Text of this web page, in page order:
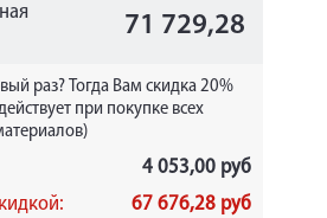
71 729,28
раз? Тогда Вам скидка 20%
при покупке всех
4 053,00 руб
67 676,28 руб